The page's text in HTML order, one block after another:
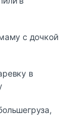
с дочкой
в